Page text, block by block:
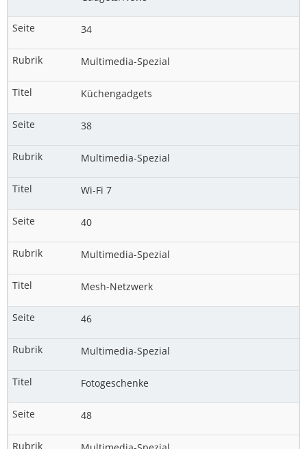
34
Multimedia-Spezial
Küchengadgets
38
Multimedia-Spezial
Wi-Fi 7
40
Multimedia-Spezial
Mesh-Netzwerk
46
Multimedia-Spezial
Fotogeschenke
48